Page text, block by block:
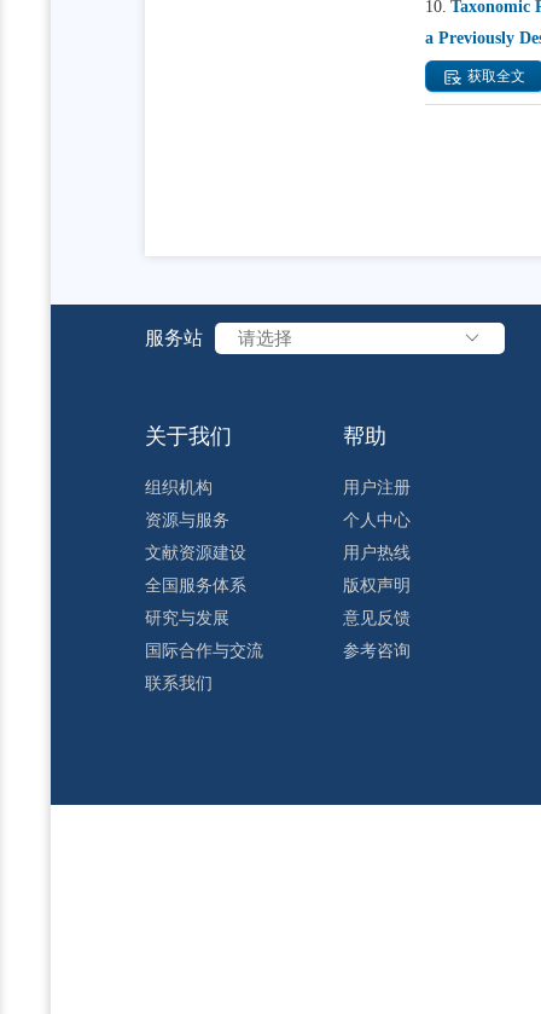
10. Taxonomic
a Previously
获取全文
服务站 请选择
关于我们
组织机构
资源与服务
文献资源建设
全国服务体系
研究与发展
国际合作与交流
联系我们
帮助
用户注册
个人中心
用户热线
版权声明
意见反馈
参考咨询